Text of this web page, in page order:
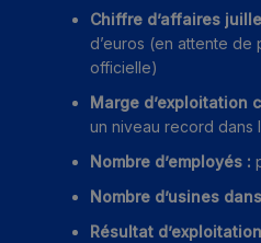
Chiffre d’affaires
d’euros (en attente
officielle)
Marge d’exploitation
un niveau record dans
Nombre d’employés :
Nombre d’usines
Résultat